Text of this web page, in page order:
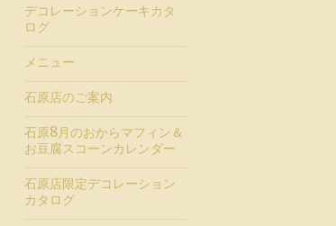
デコレーションケーキカタ
ログ
メニュー
石原店のご案内
石原8月のおからマフィン＆
お豆腐スコーンカレンダー
石原店限定デコレーション
カタログ